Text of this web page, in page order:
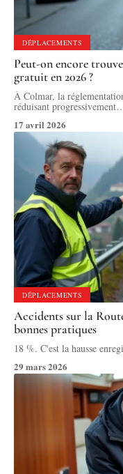
DÉPLACEMENTS
Peut-on encore
gratuit en 2026 ?
À Colmar, la
réduisant progressivement
17 avril 2026
DÉPLACEMENTS
Accidents sur la
bonnes pratiques
18 %. C'est la hausse
29 mars 2026